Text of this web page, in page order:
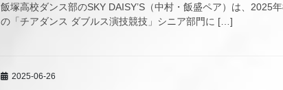
飯塚高校ダンス部のSKY DAISY’S（中村・飯盛ペア）は、2025
の「チアダンス ダブルス演技競技」シニア部門に […]
2025-06-26